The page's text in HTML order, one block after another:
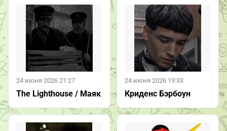
24 июня 2026 21:27
The Lighthouse / Маяк
24 июня 2026 19:33
Криденс Бэрбоун